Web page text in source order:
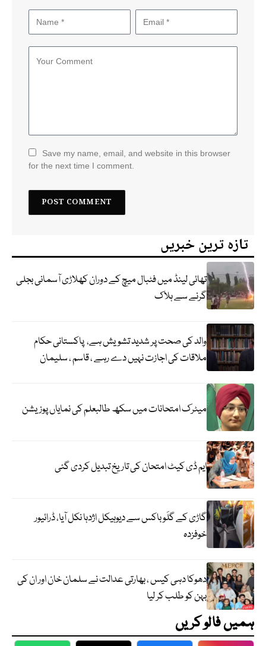
Save my name, email, and website in this browser
for the next time I comment.
تازہ ترین خبریں
تھائی لینڈ میں فٹبال میچ کے دوران کھلاڑی آسمانی بجلی
گرنے سے ہلاک
والد کی صحت پر شدید تشویش ہے، پاکستانی حکام
ملاقات کی اجازت نہیں دے رہے ، قاسم ، سلیمان
میٹرک امتحانات میں سکھ طالبعلم کی نمایاں پوزیشن
ایم ڈی کیٹ امتحان کی تاریخ تبدیل کردی گئی
گاڑی کے گلَو باکس سے دیوہیکل اژدہا نکل آیا، ڈرائیور
خوفزدہ
دھوکا دہی کیس ، بھارتی عدالت نے سلمان خان اور ان کی
بہن کو طلب کر لیا
ہمیں فالو کریں